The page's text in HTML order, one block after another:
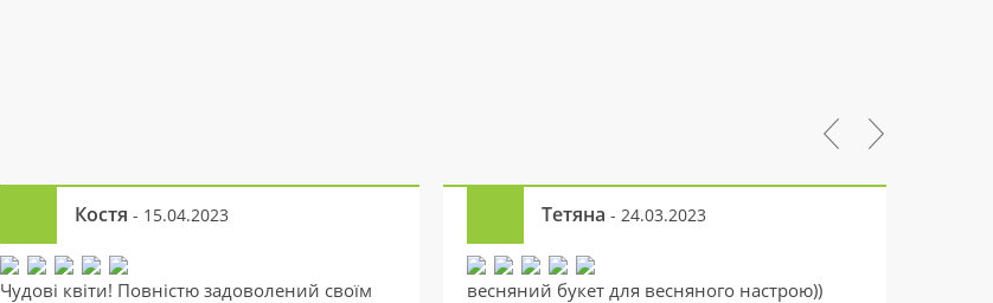
Костя - 15.04.2023
Чудові квіти! Повністю задоволений своїм
Тетяна - 24.03.2023
весняний букет для весняного настрою))